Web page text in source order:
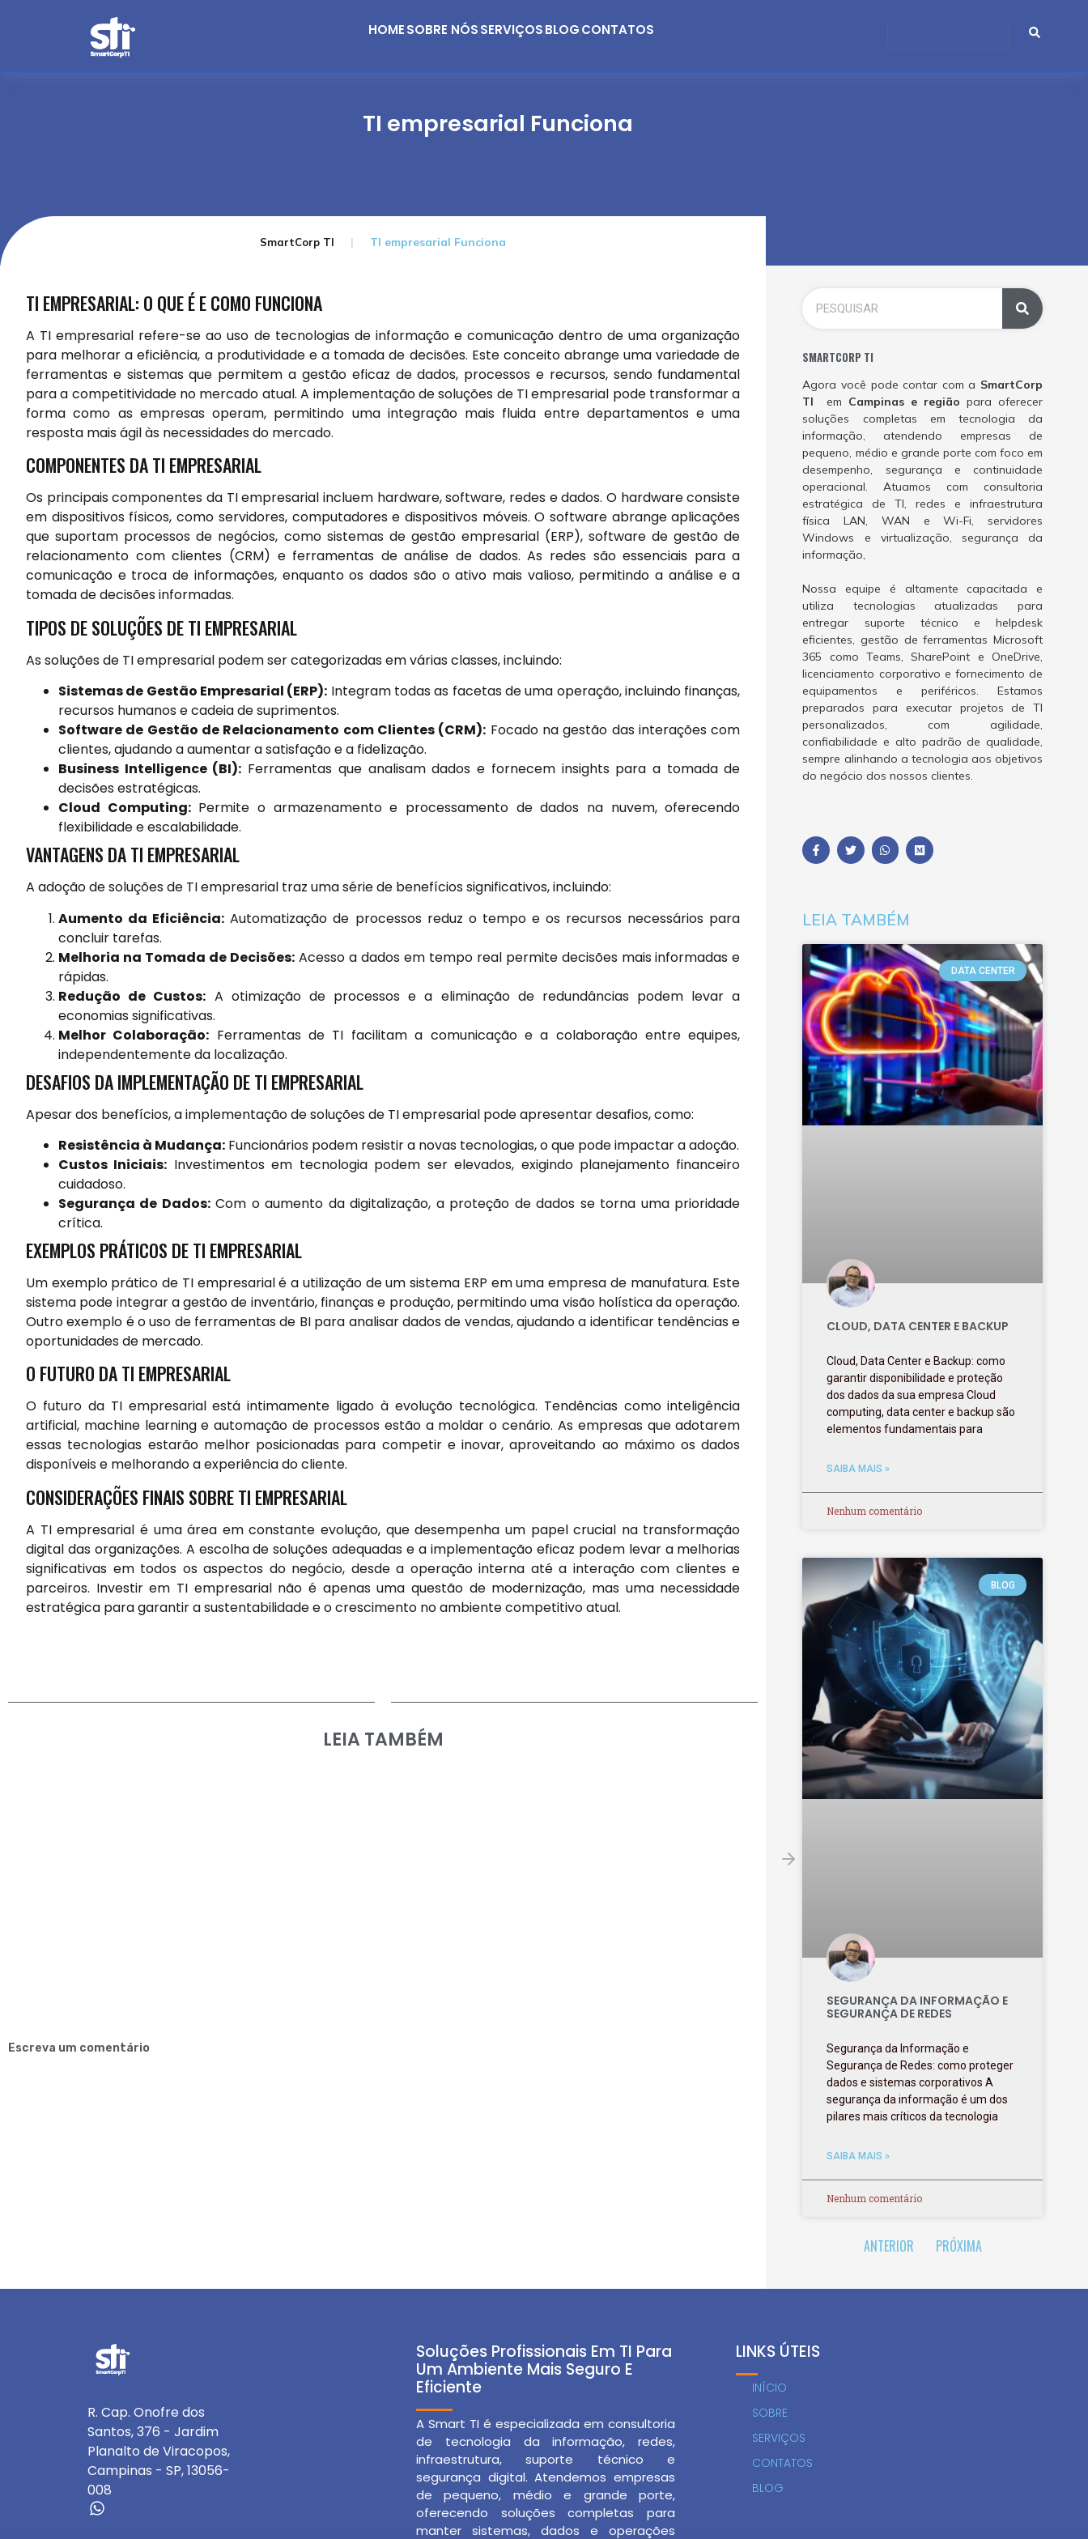
HOMESOBRE NÓSSERVIÇOSBLOGCONTATOS
TI empresarial Funciona
SmartCorp TI TI empresarial Funciona
TI EMPRESARIAL: O QUE É E COMO FUNCIONA
A TI empresarial refere-se ao uso de tecnologias de informação e comunicação dentro de uma organização
para melhorar a eficiência, a produtividade e a tomada de decisões. Este conceito abrange uma variedade de
ferramentas e sistemas que permitem a gestão eficaz de dados, processos e recursos, sendo fundamental
para a competitividade no mercado atual. A implementação de soluções de TI empresarial pode transformar a
forma como as empresas operam, permitindo uma integração mais fluida entre departamentos e uma
resposta mais ágil às necessidades do mercado.
COMPONENTES DA TI EMPRESARIAL
Os principais componentes da TI empresarial incluem hardware, software, redes e dados. O hardware consiste
em dispositivos físicos, como servidores, computadores e dispositivos móveis. O software abrange aplicações
que suportam processos de negócios, como sistemas de gestão empresarial (ERP), software de gestão de
relacionamento com clientes (CRM) e ferramentas de análise de dados. As redes são essenciais para a
comunicação e troca de informações, enquanto os dados são o ativo mais valioso, permitindo a análise e a
tomada de decisões informadas.
TIPOS DE SOLUÇÕES DE TI EMPRESARIAL
As soluções de TI empresarial podem ser categorizadas em várias classes, incluindo:
Sistemas de Gestão Empresarial (ERP): Integram todas as facetas de uma operação, incluindo finanças,
recursos humanos e cadeia de suprimentos.
Software de Gestão de Relacionamento com Clientes (CRM): Focado na gestão das interações com
clientes, ajudando a aumentar a satisfação e a fidelização.
Business Intelligence (BI): Ferramentas que analisam dados e fornecem insights para a tomada de
decisões estratégicas.
Cloud Computing:Permite o armazenamento e processamento de dados na nuvem, oferecendo
flexibilidade e escalabilidade.
VANTAGENS DA TI EMPRESARIAL
A adoção de soluções de TI empresarial traz uma série de benefícios significativos, incluindo:
Aumento da Eficiência: Automatização de processos reduz o tempo e os recursos necessários para
concluir tarefas.
Melhoria na Tomada de Decisões:Acesso a dados em tempo real permite decisões mais informadas e
rápidas.
Redução de Custos: A otimização de processos e a eliminação de redundâncias podem levar a
economias significativas.
Melhor Colaboração: Ferramentas de TI facilitam a comunicação e a colaboração entre equipes,
independentemente da localização.
DESAFIOS DA IMPLEMENTAÇÃO DE TI EMPRESARIAL
Apesar dos benefícios, a implementação de soluções de TI empresarial pode apresentar desafios, como:
Resistência à Mudança: Funcionários podem resistir a novas tecnologias, o que pode impactar a adoção.
Custos Iniciais: Investimentos em tecnologia podem ser elevados, exigindo planejamento financeiro
cuidadoso.
Segurança de Dados: Com o aumento da digitalização, a proteção de dados se torna uma prioridade
crítica.
EXEMPLOS PRÁTICOS DE TI EMPRESARIAL
Um exemplo prático de TI empresarial é a utilização de um sistema ERP em uma empresa de manufatura. Este
sistema pode integrar a gestão de inventário, finanças e produção, permitindo uma visão holística da operação.
Outro exemplo é o uso de ferramentas de BI para analisar dados de vendas, ajudando a identificar tendências e
oportunidades de mercado.
O FUTURO DA TI EMPRESARIAL
O futuro da TI empresarial está intimamente ligado à evolução tecnológica. Tendências como inteligência
artificial, machine learning e automação de processos estão a moldar o cenário. As empresas que adotarem
essas tecnologias estarão melhor posicionadas para competir e inovar, aproveitando ao máximo os dados
disponíveis e melhorando a experiência do cliente.
CONSIDERAÇÕES FINAIS SOBRE TI EMPRESARIAL
A TI empresarial é uma área em constante evolução, que desempenha um papel crucial na transformação
digital das organizações. A escolha de soluções adequadas e a implementação eficaz podem levar a melhorias
significativas em todos os aspectos do negócio, desde a operação interna até a interação com clientes e
parceiros. Investir em TI empresarial não é apenas uma questão de modernização, mas uma necessidade
estratégica para garantir a sustentabilidade e o crescimento no ambiente competitivo atual.
LEIA TAMBÉM
Escreva um comentário
SMARTCORP TI
Agora você pode contar com a SmartCorp
TI em Campinas e região para oferecer
soluções completas em tecnologia da
informação, atendendo empresas de
pequeno, médio e grande porte com foco em
desempenho, segurança e continuidade
operacional. Atuamos com consultoria
estratégica de TI, redes e infraestrutura
física LAN, WAN e Wi-Fi, servidores
Windows e virtualização, segurança da
informação,
Nossa equipe é altamente capacitada e
utiliza tecnologias atualizadas para
entregar suporte técnico e helpdesk
eficientes, gestão de ferramentas Microsoft
365 como Teams, SharePoint e OneDrive,
licenciamento corporativo e fornecimento de
equipamentos e periféricos. Estamos
preparados para executar projetos de TI
personalizados, com agilidade,
confiabilidade e alto padrão de qualidade,
sempre alinhando a tecnologia aos objetivos
do negócio dos nossos clientes.
LEIA TAMBÉM
DATA CENTER
CLOUD, DATA CENTER E BACKUP
Cloud, Data Center e Backup: como
garantir disponibilidade e proteção
dos dados da sua empresa Cloud
computing, data center e backup são
elementos fundamentais para
SAIBA MAIS »
Nenhum comentário
BLOG
SEGURANÇA DA INFORMAÇÃO E
SEGURANÇA DE REDES
Segurança da Informação e
Segurança de Redes: como proteger
dados e sistemas corporativos A
segurança da informação é um dos
pilares mais críticos da tecnologia
SAIBA MAIS »
Nenhum comentário
ANTERIOR PRÓXIMA
R. Cap. Onofre dos
Santos, 376 - Jardim
Planalto de Viracopos,
Campinas - SP, 13056-
008
Soluções Profissionais Em TI Para
Um Ambiente Mais Seguro E
Eficiente
A Smart TI é especializada em consultoria
de tecnologia da informação, redes,
infraestrutura, suporte técnico e
segurança digital. Atendemos empresas
de pequeno, médio e grande porte,
oferecendo soluções completas para
manter sistemas, dados e operações
LINKS ÚTEIS
INÍCIO
SOBRE
SERVIÇOS
CONTATOS
BLOG